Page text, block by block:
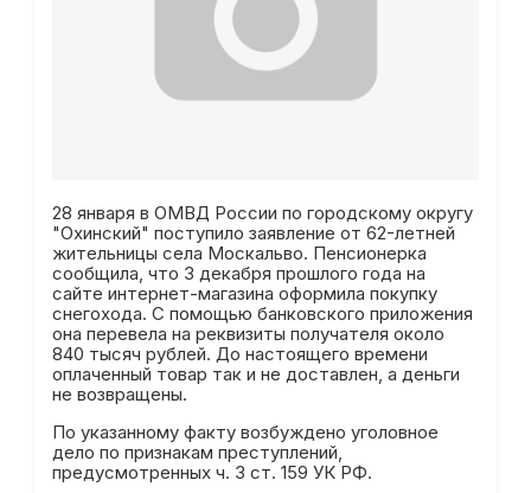
28 января в ОМВД России по городскому округу
"Охинский" поступило заявление от 62-летней
жительницы села Москальво. Пенсионерка
сообщила, что 3 декабря прошлого года на
сайте интернет-магазина оформила покупку
снегохода. С помощью банковского приложения
она перевела на реквизиты получателя около
840 тысяч рублей. До настоящего времени
оплаченный товар так и не доставлен, а деньги
не возвращены.
По указанному факту возбуждено уголовное
дело по признакам преступлений,
предусмотренных ч. 3 ст. 159 УК РФ.